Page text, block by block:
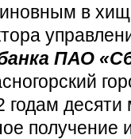
в
ПАО
годам
получение